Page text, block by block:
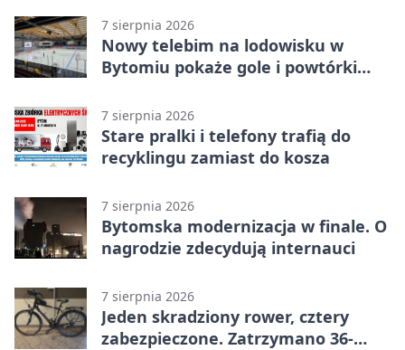
7 sierpnia 2026
Nowy telebim na lodowisku w
Bytomiu pokaże gole i powtórki
7 sierpnia 2026
Stare pralki i telefony trafią do
recyklingu zamiast do kosza
7 sierpnia 2026
Bytomska modernizacja w finale. O
nagrodzie zdecydują internauci
7 sierpnia 2026
Jeden skradziony rower, cztery
zabezpieczone. Zatrzymano 36-